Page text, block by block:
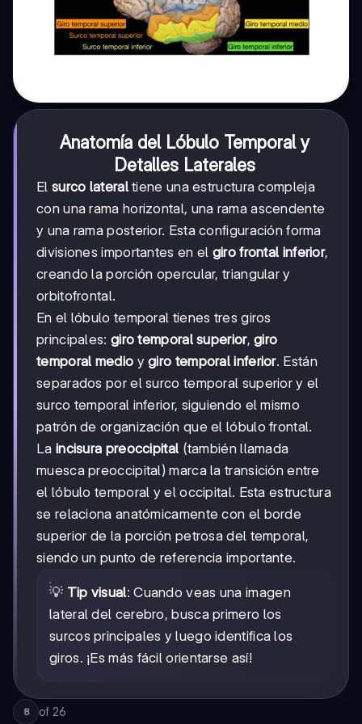
Anatomía del Lóbulo Temporal y
Detalles Laterales
El surco lateraltiene una estructura compleja
con una rama horizontal, una rama ascendente
y una rama posterior. Esta configuración forma
divisiones importantes en el giro frontal inferior,
creando la porción opercular, triangular y
orbitofrontal.
En el lóbulo temporal tienes tres giros
principales: giro temporal superior,giro
temporal medio ygiro temporal inferior. Están
separados por el surco temporal superior y el
surco temporal inferior, siguiendo el mismo
patrón de organización que el lóbulo frontal.
La incisura preoccipital (también llamada
muesca preoccipital) marca la transición entre
el lóbulo temporal y el occipital. Esta estructura
se relaciona anatómicamente con el borde
superior de la porción petrosa del temporal,
siendo un punto de referencia importante.
💡 Tip visual: Cuando veas una imagen
lateral del cerebro, busca primero los
surcos principales y luego identifica los
giros. ¡Es más fácil orientarse así!
8 of 26